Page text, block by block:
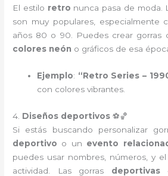
El estilo retro nunca pasa de moda.
son muy populares, especialmente
años 80 o 90. Puedes crear gorras
colores neón o gráficos de esa
Ejemplo: “Retro Series –
con colores vibrantes.
4. Diseños deportivos ⚽🏀
Si estás buscando personalizar
deportivo o un evento
puedes usar nombres, números, y
actividad. Las gorras deportivas